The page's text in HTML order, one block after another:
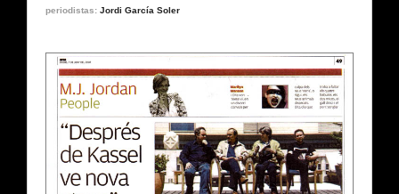
periodistas: Jordi García Soler